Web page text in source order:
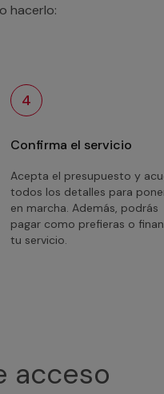
hacerlo:
4
Confirma el servicio
Acepta el presupuesto y
todos los detalles para
en marcha. Además, podrás
pagar como prefieras o
tu servicio.
acceso